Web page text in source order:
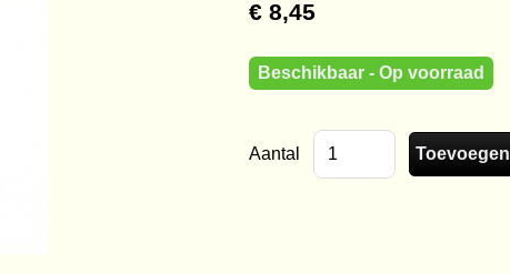
€ 8,45
Beschikbaar - Op voorraad
Aantal